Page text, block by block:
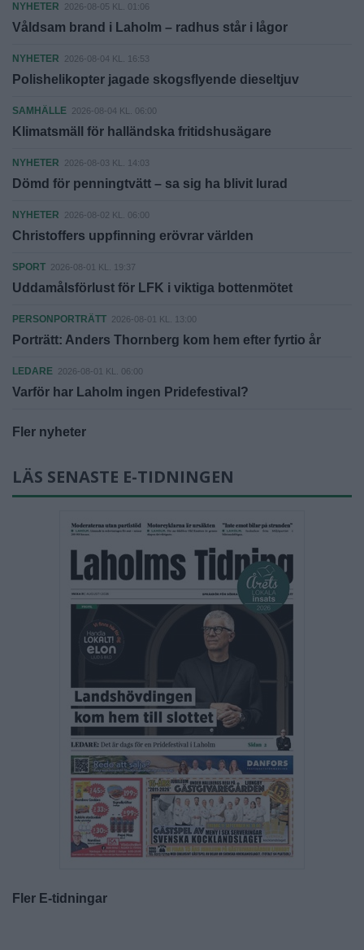
NYHETER 2026-08-05 KL. 01:06
Våldsam brand i Laholm – radhus står i lågor
NYHETER 2026-08-04 KL. 16:53
Polishelikopter jagade skogsflyende dieseltjuv
SAMHÄLLE 2026-08-04 KL. 06:00
Klimatsmäll för halländska fritidshusägare
NYHETER 2026-08-03 KL. 14:03
Dömd för penningtvätt – sa sig ha blivit lurad
NYHETER 2026-08-02 KL. 06:00
Christoffers uppfinning erövrar världen
SPORT 2026-08-01 KL. 19:37
Uddamålsförlust för LFK i viktiga bottenmötet
PERSONPORTRÄTT 2026-08-01 KL. 13:00
Porträtt: Anders Thornberg kom hem efter fyrtio år
LEDARE 2026-08-01 KL. 06:00
Varför har Laholm ingen Pridefestival?
Fler nyheter
LÄS SENASTE E-TIDNINGEN
Fler E-tidningar